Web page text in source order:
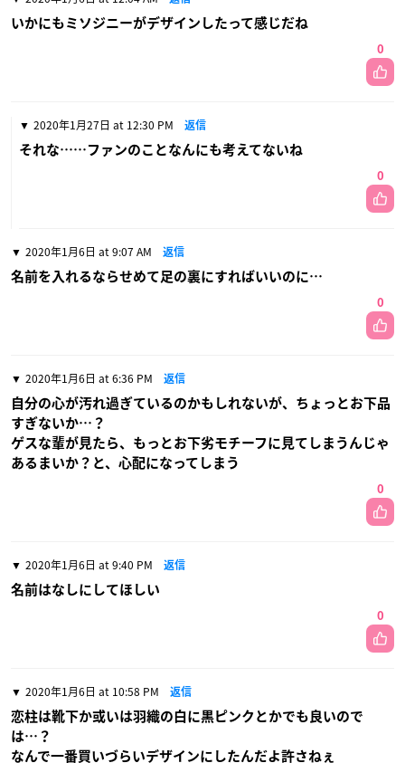
いかにもミソジニーがデザインしたって感じだね
0
2020年1月27日 at 12:30 PM 返信
それな……ファンのことなんにも考えてないね
0
2020年1月6日 at 9:07 AM 返信
名前を入れるならせめて足の裏にすればいいのに…
0
2020年1月6日 at 6:36 PM 返信
自分の心が汚れ過ぎているのかもしれないが、ちょっとお下品
すぎないか…？
ゲスな輩が見たら、もっとお下劣モチーフに見てしまうんじゃ
あるまいか？と、心配になってしまう
0
2020年1月6日 at 9:40 PM 返信
名前はなしにしてほしい
0
2020年1月6日 at 10:58 PM 返信
恋柱は靴下か或いは羽織の白に黒ピンクとかでも良いので
は…？
なんで一番買いづらいデザインにしたんだよ許さねぇ